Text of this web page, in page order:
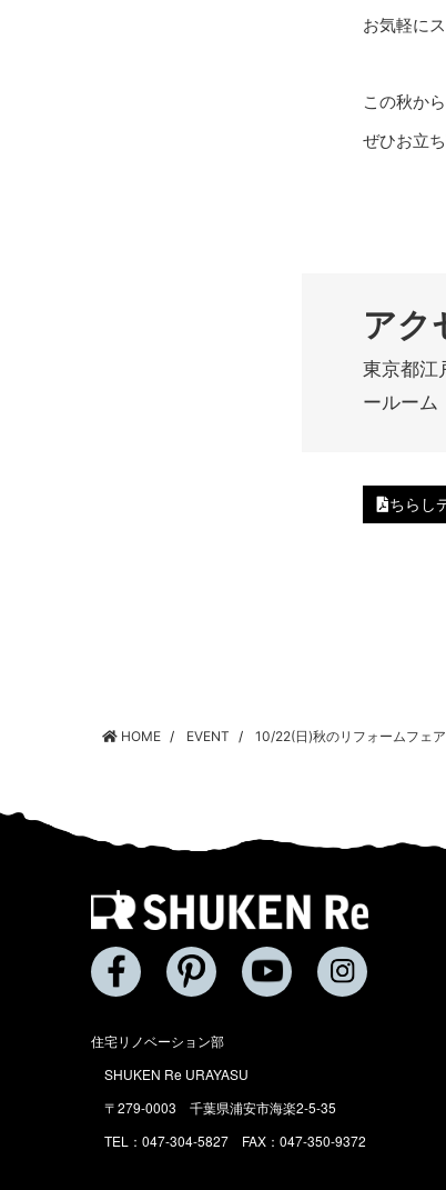
お気軽に
この秋か
ぜひお立
アク
東京都
ールーム
ちらし
HOME EVENT 10/22(日)秋のリフォームフェ
住宅リノベーション部
SHUKEN Re URAYASU
〒279-0003 千葉県浦安市海楽2-5-35
TEL：047-304-5827 FAX：047-350-9372